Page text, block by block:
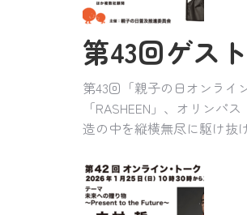
第43回ゲス
第43回「親子の日オンライ
「RASHEEN」、オリン
造の中を縦横無尽に駆け抜